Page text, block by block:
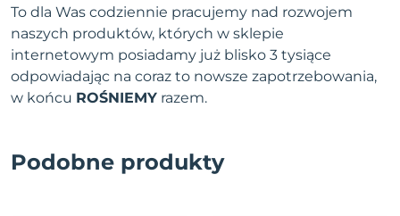
To dla Was codziennie pracujemy nad rozwojem
naszych produktów, których w sklepie
internetowym posiadamy już blisko 3 tysiące
odpowiadając na coraz to nowsze zapotrzebowania,
w końcu ROŚNIEMY razem.
Podobne produkty